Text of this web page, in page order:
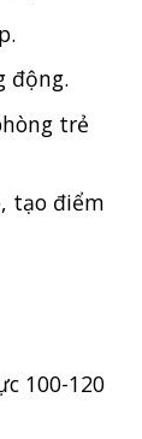
động.
trẻ
tạo điểm
100-120